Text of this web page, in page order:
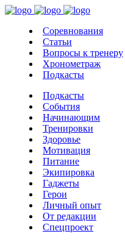
Соревнования
Статьи
Вопросы к тренеру
Хронометраж
Подкасты
Подкасты
События
Начинающим
Тренировки
Здоровье
Мотивация
Питание
Экипировка
Гаджеты
Герои
Личный опыт
От редакции
Спецпроект